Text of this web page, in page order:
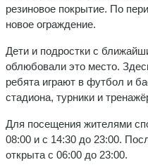
резиновое покрытие. По
новое ограждение.
Дети и подростки с
облюбовали это место.
ребята играют в футбол и
стадиона, турники и
Для посещения жителями
08:00 и с 14:30 до 23:00.
открыта с 06:00 до 23:00.